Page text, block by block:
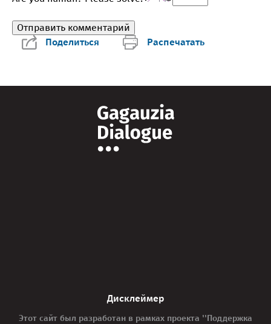
Поделиться Распечатать
Дисклеймер
Этот сайт был разработан в рамках проекта ''Поддержка